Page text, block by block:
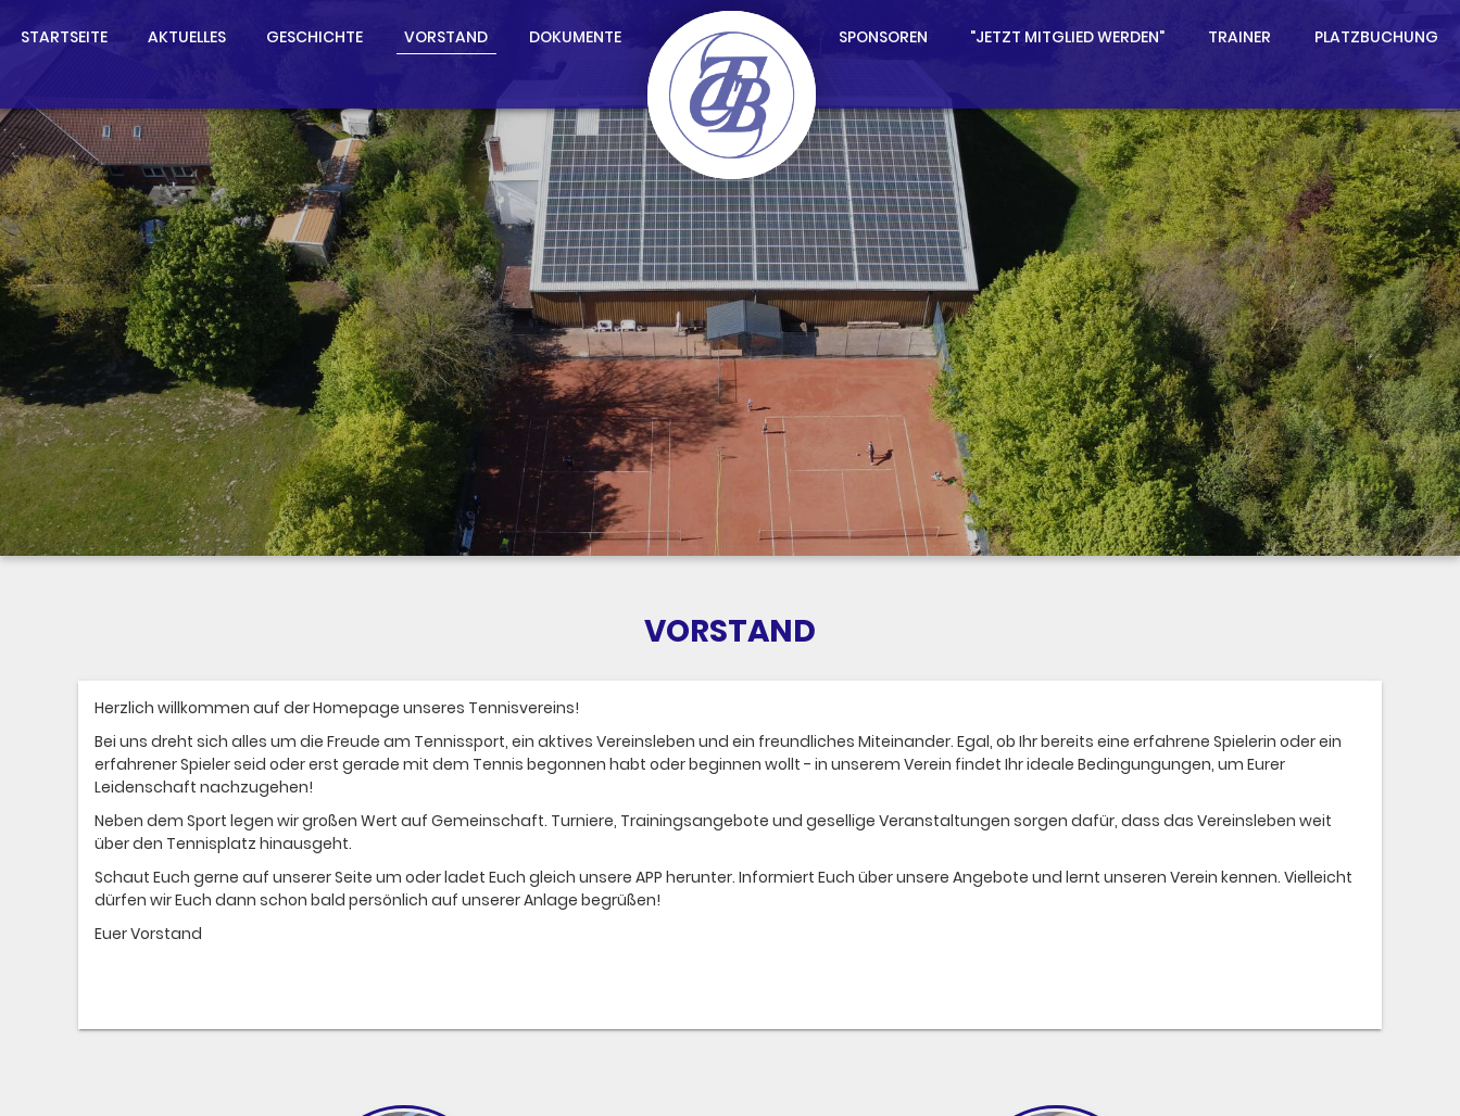
STARTSEITE AKTUELLES GESCHICHTE VORSTAND DOKUMENTE SPONSOREN "JETZT MITGLIED WERDEN" TRAINER PLATZBUCHUNG
VORSTAND
Herzlich willkommen auf der Homepage unseres Tennisvereins!
Bei uns dreht sich alles um die Freude am Tennissport, ein aktives Vereinsleben und ein freundliches Miteinander. Egal, ob Ihr bereits eine erfahrene Spielerin oder ein
erfahrener Spieler seid oder erst gerade mit dem Tennis begonnen habt oder beginnen wollt - in unserem Verein findet Ihr ideale Bedingungungen, um Eurer
Leidenschaft nachzugehen!
Neben dem Sport legen wir großen Wert auf Gemeinschaft. Turniere, Trainingsangebote und gesellige Veranstaltungen sorgen dafür, dass das Vereinsleben weit
über den Tennisplatz hinausgeht.
Schaut Euch gerne auf unserer Seite um oder ladet Euch gleich unsere APP herunter. Informiert Euch über unsere Angebote und lernt unseren Verein kennen. Vielleicht
dürfen wir Euch dann schon bald persönlich auf unserer Anlage begrüßen!
Euer Vorstand